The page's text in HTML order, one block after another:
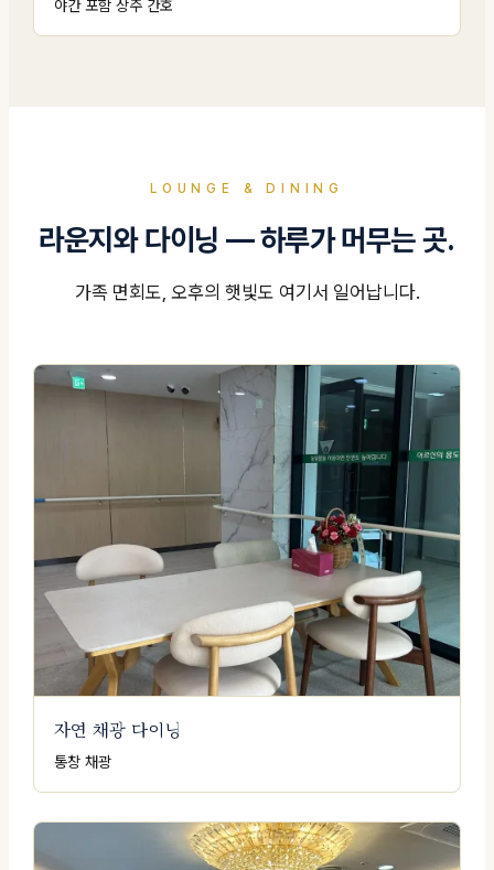
야간 포함 상주 간호
LOUNGE & DINING
라운지와 다이닝 — 하루가 머무는 곳.
가족 면회도, 오후의 햇빛도 여기서 일어납니다.
자연 채광 다이닝
통창 채광